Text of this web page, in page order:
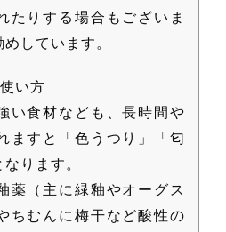
たりする場合もございま
しています。
い方
い食材なども、長時間や
ますと「色うつり」「匂
ります。
薬（主に緑釉やオーグス
ちむんに梅干など酸性の